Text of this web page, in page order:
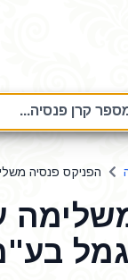
קרן פנסיה...
הפניקס פנסיה